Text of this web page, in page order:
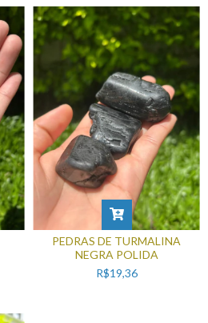
PEDRAS DE TURMALINA
NEGRA POLIDA
R$19,36